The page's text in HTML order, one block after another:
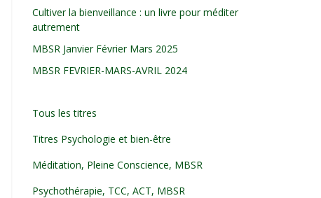
Cultiver la bienveillance : un livre pour méditer
autrement
MBSR Janvier Février Mars 2025
MBSR FEVRIER-MARS-AVRIL 2024
Tous les titres
Titres Psychologie et bien-être
Méditation, Pleine Conscience, MBSR
Psychothérapie, TCC, ACT, MBSR